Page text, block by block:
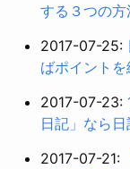
する３つの方
2017-07-25:
ばポイント
2017-07-23:
日記」なら日
2017-07-21: